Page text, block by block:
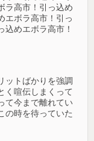
ットばかりを強調
く喧伝しまくって
て今まで離れてい
の時を待っていた